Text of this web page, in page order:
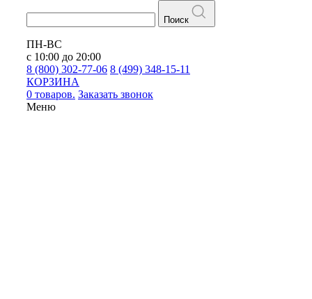
Поиск
ПН-ВС
с 10:00 до 20:00
8 (800) 302-77-06 8 (499) 348-15-11
КОРЗИНА
0 товаров. Заказать звонок
Меню